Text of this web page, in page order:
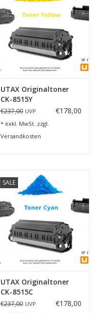
UTAX Originaltoner
CK-8515Y
€237,00 UVP €178,00
* exkl. MwSt. zzgl.
Versandkosten
SALE
UTAX Originaltoner
CK-8515C
€237,00 UVP €178,00